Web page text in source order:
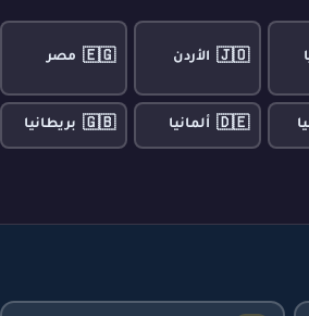
🇯🇴 الأردن 🇪🇬 مصر
🇩🇪 ألمانيا 🇬🇧 بريطانيا